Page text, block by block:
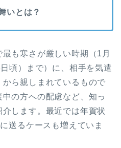
いとは？
最も寒さが厳しい時期（1月
頃）まで）に、相手を気遣
ら親しまれているもので
の方への配慮など、知っ
します。最近では年賀状
送るケースも増えていま